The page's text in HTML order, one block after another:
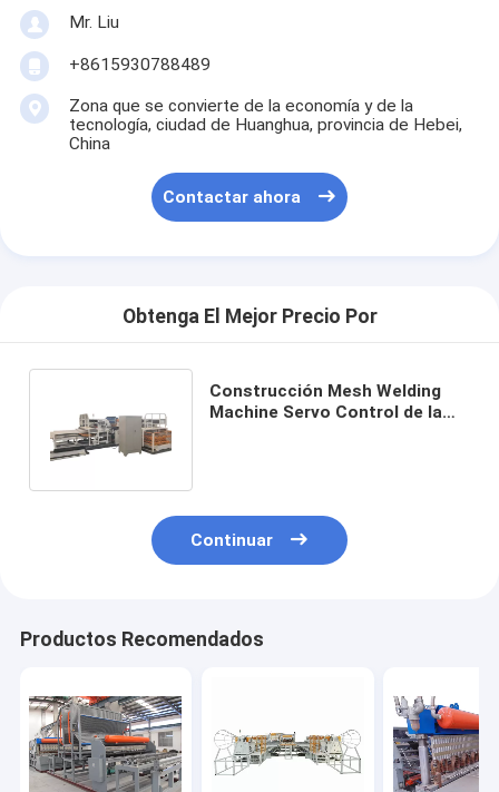
Mr. Liu
+8615930788489
Zona que se convierte de la economía y de la
tecnología, ciudad de Huanghua, provincia de Hebei,
China
Contactar ahora
Obtenga El Mejor Precio Por
Construcción Mesh Welding
Machine Servo Control de la
Continuar
Productos Recomendados